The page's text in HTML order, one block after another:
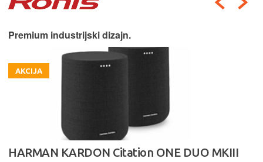
Premium industrijski dizajn.
AKCIJA
HARMAN KARDON Citation ONE DUO MKIII